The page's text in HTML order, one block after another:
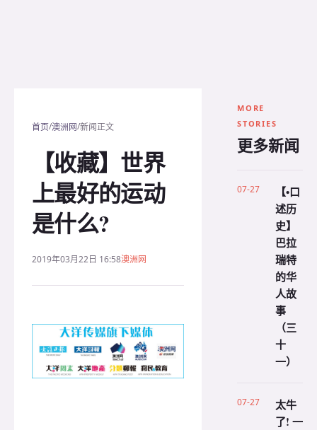
首页/澳洲网/新闻正文
【收藏】世界
上最好的运动
是什么?
2019年03月22日 16:58澳洲网
MORE
STORIES
更多新闻
07-27
【•口
述历
史】
巴拉
瑞特
的华
人故
事
（三
十
一）
07-27
太牛
了! 一